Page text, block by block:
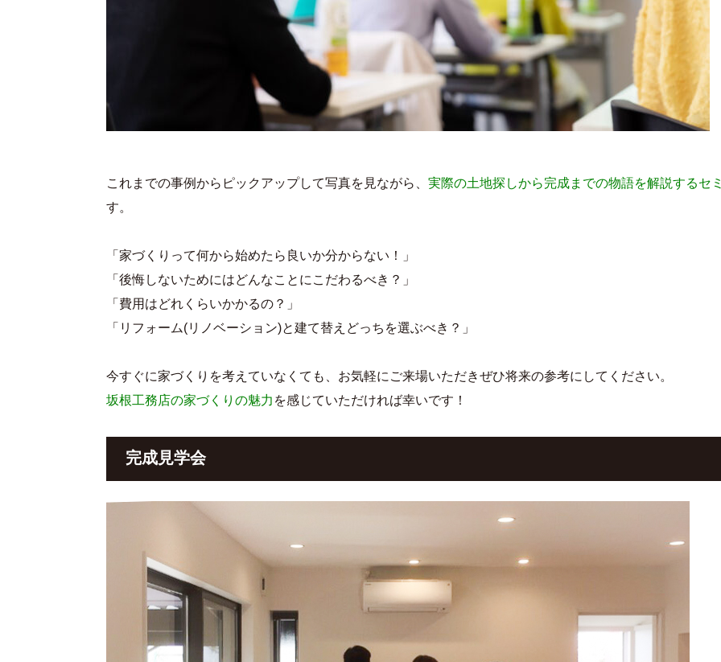
これまでの事例からピックアップして写真を見ながら、 実際の土地探しから完成までの物語を解説するセ
す。
「家づくりって何から始めたら良いか分からない！」
「後悔しないためにはどんなことにこだわるべき？」
「費用はどれくらいかかるの？」
「リフォーム(リノベーション)と建て替えどっちを選ぶべき？」
今すぐに家づくりを考えていなくても、お気軽にご来場いただきぜひ将来の参考にしてください。
坂根工務店の家づくりの魅力 を感じていただければ幸いです！
完成見学会